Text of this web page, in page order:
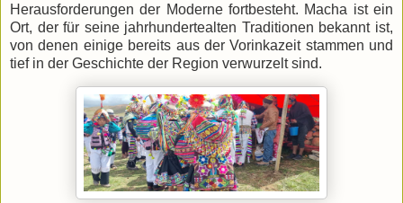
Herausforderungen der Moderne fortbesteht. Macha ist ein
Ort, der für seine jahrhundertealten Traditionen bekannt ist,
von denen einige bereits aus der Vorinkazeit stammen und
tief in der Geschichte der Region verwurzelt sind.